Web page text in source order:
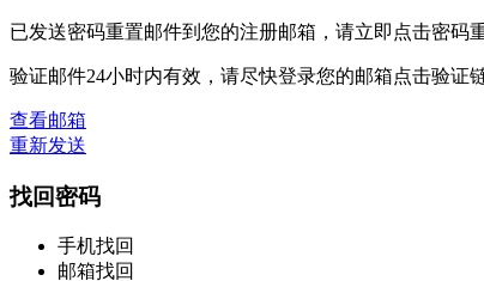
已发送密码重置邮件到您的注册邮箱，请立即点击密码
验证邮件24小时内有效，请尽快登录您的邮箱点击验证
查看邮箱
重新发送
找回密码
手机找回
邮箱找回